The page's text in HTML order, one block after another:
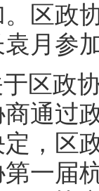
区政
月参
区政
通过
，区
一届